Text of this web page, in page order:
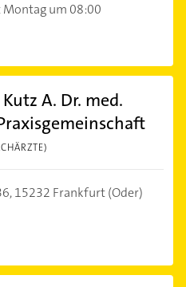
um 08:00
A. Dr. med.
15232 Frankfurt (Oder)